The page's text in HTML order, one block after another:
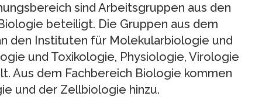
sind Arbeitsgruppen aus den
beteiligt. Die Gruppen aus dem
den Instituten für Molekularbiologie und
und Toxikologie, Physiologie, Virologie
Aus dem Fachbereich Biologie kommen
und der Zellbiologie hinzu.